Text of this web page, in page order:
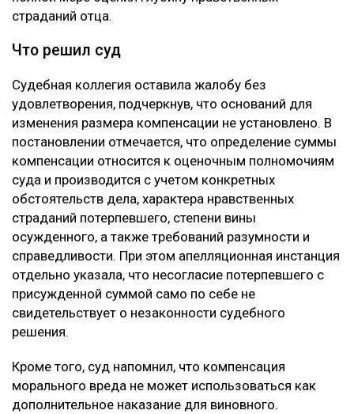
страданий отца.
Что решил суд
Судебная коллегия оставила жалобу без
удовлетворения, подчеркнув, что оснований для
изменения размера компенсации не установлено. В
постановлении отмечается, что определение суммы
компенсации относится к оценочным полномочиям
суда и производится с учетом конкретных
обстоятельств дела, характера нравственных
страданий потерпевшего, степени вины
осужденного, а также требований разумности и
справедливости. При этом апелляционная инстанция
отдельно указала, что несогласие потерпевшего с
присужденной суммой само по себе не
свидетельствует о незаконности судебного
решения.
Кроме того, суд напомнил, что компенсация
морального вреда не может использоваться как
дополнительное наказание для виновного.